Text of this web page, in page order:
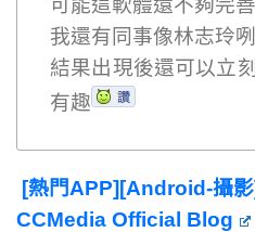
可能這軟體還不夠完
我還有同事像林志玲
結果出現後還可以立
有趣
[熱門APP][Android-攝
CCMedia Official Blog